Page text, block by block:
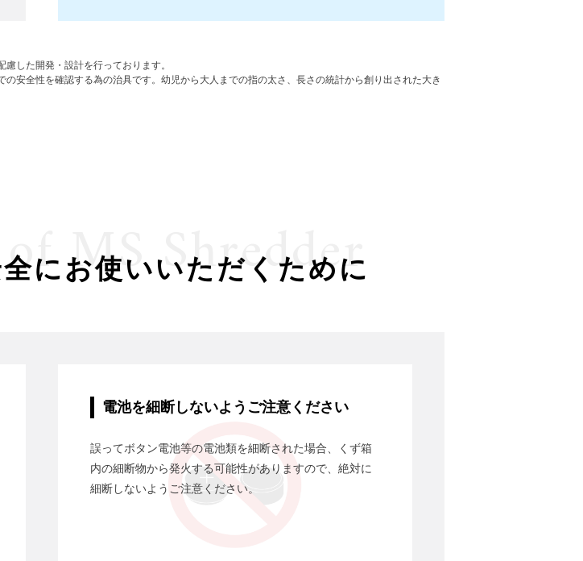
した開発・設計を行っております。
安全性を確認する為の治具です。幼児から大人までの指の太さ、長さの統計から創り出された大き
にお使いいただくために
MS Shredder
電池を細断しないようご注意ください
誤ってボタン電池等の電池類を細断された場合、くず箱
内の細断物から発火する可能性がありますので、絶対に
細断しないようご注意ください。